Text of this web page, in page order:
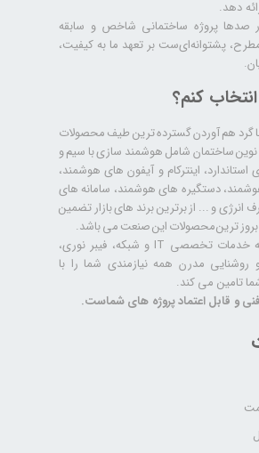
دهد.
صدها پروژه‌ ساختمانی شاخص و سابقه
پشتوانه‌ای‌ست بر تعهد ما به کیفیت،
کنم؟
گرد هم آوردن گسترده ترین طیف محصولات
نوین ساختمان شامل هوشمند سازی با سیم و
اینترکام و آیفون های هوشمند،
دستگیره های هوشمند، سامانه های
و ... از برترین برند های بازار تضمین
ترین محصولات این صنعت می باشد.
همچنین نورال با ارائه خدمات تخصصی IT و شبکه، فیبر نوری،
روشنایی مدرن همه نیازمندی شما را با
تامین می کند.
و قابل اعتماد پروژه های شماست.